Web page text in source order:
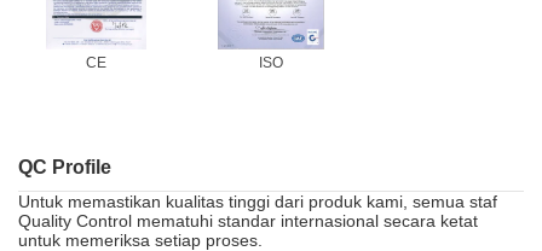
CE ISO
QC Profile
Untuk memastikan kualitas tinggi dari produk kami, semua staf
Quality Control mematuhi standar internasional secara ketat
untuk memeriksa setiap proses.